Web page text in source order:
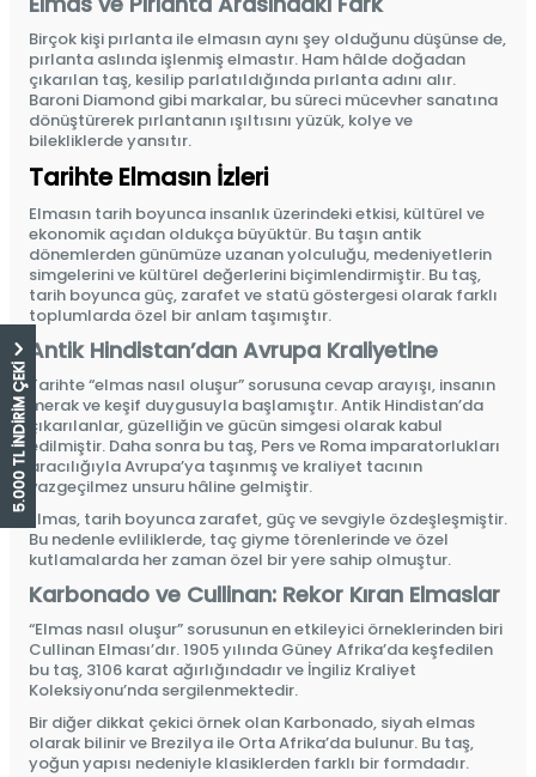
5.000 TL İNDİRİM ÇEKİ
Birçok kişi pırlanta ile elmasın aynı şey olduğunu düşünse de,
pırlanta aslında işlenmiş elmastır. Ham hâlde doğadan
çıkarılan taş, kesilip parlatıldığında pırlanta adını alır.
Baroni Diamond gibi markalar, bu süreci mücevher sanatına
dönüştürerek pırlantanın ışıltısını yüzük, kolye ve
bilekliklerde yansıtır.
Tarihte Elmasın İzleri
Elmasın tarih boyunca insanlık üzerindeki etkisi, kültürel ve
ekonomik açıdan oldukça büyüktür. Bu taşın antik
dönemlerden günümüze uzanan yolculuğu, medeniyetlerin
simgelerini ve kültürel değerlerini biçimlendirmiştir. Bu taş,
tarih boyunca güç, zarafet ve statü göstergesi olarak farklı
toplumlarda özel bir anlam taşımıştır.
Antik Hindistan’dan Avrupa Kraliyetine
Tarihte “elmas nasıl oluşur” sorusuna cevap arayışı, insanın
merak ve keşif duygusuyla başlamıştır. Antik Hindistan’da
çıkarılanlar, güzelliğin ve gücün simgesi olarak kabul
edilmiştir. Daha sonra bu taş, Pers ve Roma imparatorlukları
aracılığıyla Avrupa’ya taşınmış ve kraliyet tacının
vazgeçilmez unsuru hâline gelmiştir.
Elmas, tarih boyunca zarafet, güç ve sevgiyle özdeşleşmiştir.
Bu nedenle evliliklerde, taç giyme törenlerinde ve özel
kutlamalarda her zaman özel bir yere sahip olmuştur.
Karbonado ve Cullinan: Rekor Kıran Elmaslar
“Elmas nasıl oluşur” sorusunun en etkileyici örneklerinden biri
Cullinan Elması’dır.1905 yılında Güney Afrika’da keşfedilen
bu taş, 3106 karat ağırlığındadır ve İngiliz Kraliyet
Koleksiyonu’nda sergilenmektedir.
Bir diğer dikkat çekici örnek olan Karbonado, siyah elmas
olarak bilinir ve Brezilya ile Orta Afrika’da bulunur. Bu taş,
yoğun yapısı nedeniyle klasiklerden farklı bir formdadır.